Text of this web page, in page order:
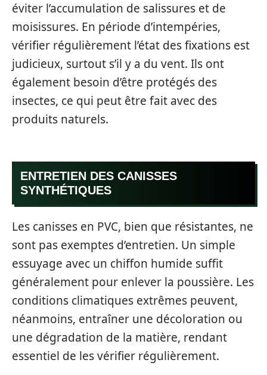
éviter l’accumulation de salissures et de
moisissures. En période d’intempéries,
vérifier régulièrement l’état des fixations est
judicieux, surtout s’il y a du vent. Ils ont
également besoin d’être protégés des
insectes, ce qui peut être fait avec des
produits naturels.
ENTRETIEN DES CANISSES
SYNTHÉTIQUES
Les canisses en PVC, bien que résistantes, ne
sont pas exemptes d’entretien. Un simple
essuyage avec un chiffon humide suffit
généralement pour enlever la poussière. Les
conditions climatiques extrêmes peuvent,
néanmoins, entraîner une décoloration ou
une dégradation de la matière, rendant
essentiel de les vérifier régulièrement.